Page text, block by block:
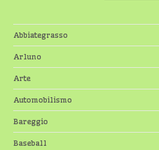
Abbiategrasso
Arluno
Arte
Automobilismo
Bareggio
Baseball